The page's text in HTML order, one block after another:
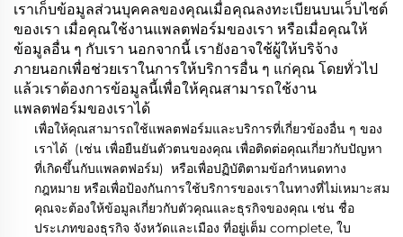
เราเก็บข้อมูลส่วนบุคคลของคุณเมื่อคุณลงทะเบียนบนเว็บไซต์
ของเรา เมื่อคุณใช้งานแพลตฟอร์มของเรา หรือเมื่อคุณให้
ข้อมูลอื่น ๆ กับเรา นอกจากนี้ เรายังอาจใช้ผู้ให้บริจ้าง
ภายนอกเพื่อช่วยเราในการให้บริการอื่น ๆ แก่คุณ โดยทั่วไป
แล้วเราต้องการข้อมูลนี้เพื่อให้คุณสามารถใช้งาน
แพลตฟอร์มของเราได้
เพื่อให้คุณสามารถใช้แพลตฟอร์มและบริการที่เกี่ยวข้องอื่น ๆ ของ
เราได้ (เช่น เพื่อยืนยันตัวตนของคุณ เพื่อติดต่อคุณเกี่ยวกับปัญหา
ที่เกิดขึ้นกับแพลตฟอร์ม) หรือเพื่อปฏิบัติตามข้อกำหนดทาง
กฎหมาย หรือเพื่อป้องกันการใช้บริการของเราในทางที่ไม่เหมาะสม
คุณจะต้องให้ข้อมูลเกี่ยวกับตัวคุณและธุรกิจของคุณ เช่น ชื่อ
ประเภทของธุรกิจ จังหวัดและเมือง ที่อยู่เต็ม complete, ใบ